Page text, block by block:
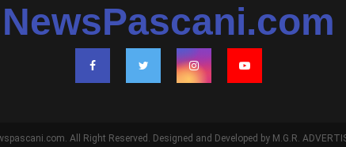
NewsPascani.com
All Right Reserved. Designed and Developed by M.G.R.